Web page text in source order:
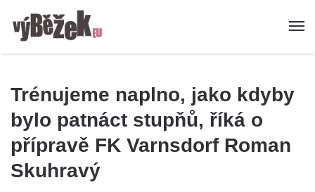
Trénujeme naplno, jako kdyby
bylo patnáct stupňů, říká o
přípravě FK Varnsdorf Roman
Skuhravý